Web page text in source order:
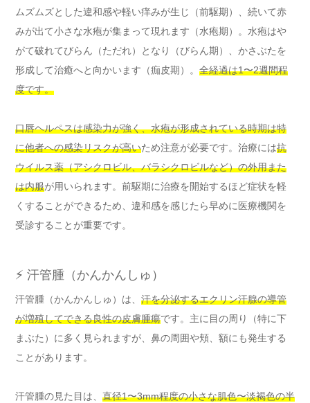
ムズムズとした違和感や軽い痒みが生じ（前駆期）、続いて赤
みが出て小さな水疱が集まって現れます（水疱期）。水疱はや
がて破れてびらん（ただれ）となり（びらん期）、かさぶたを
形成して治癒へと向かいます（痂皮期）。 全経過は1〜2週間程
度です。
口唇ヘルペスは感染力が強く、水疱が形成されている時期は特
に他者への感染リスクが高いため注意が必要です。治療には抗
ウイルス薬（アシクロビル、バラシクロビルなど）の外用また
は内服が用いられます。前駆期に治療を開始するほど症状を軽
くすることができるため、違和感を感じたら早めに医療機関を
受診することが重要です。
⚡ 汗管腫（かんかんしゅ）
汗管腫（かんかんしゅ）は、 汗を分泌するエクリン汗腺の導管
が増殖してできる良性の皮膚腫瘍です。主に目の周り（特に下
まぶた）に多く見られますが、鼻の周囲や頬、額にも発生する
ことがあります。
汗管腫の見た目は、 直径1〜3mm程度の小さな肌色〜淡褐色の半